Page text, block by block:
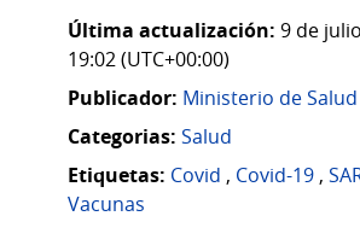
Última actualización: 9 de
19:02 (UTC+00:00)
Publicador: Ministerio de
Categorias: Salud
Etiquetas: Covid , Covid-19 ,
Vacunas